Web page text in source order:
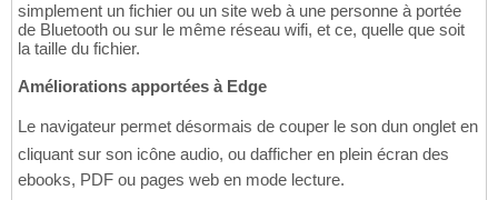
simplement un fichier ou un site web à une personne à portée
de Bluetooth ou sur le même réseau wifi, et ce, quelle que soit
la taille du fichier.
Améliorations apportées à Edge
Le navigateur permet désormais de couper le son dun onglet en
cliquant sur son icône audio, ou dafficher en plein écran des
ebooks, PDF ou pages web en mode lecture.